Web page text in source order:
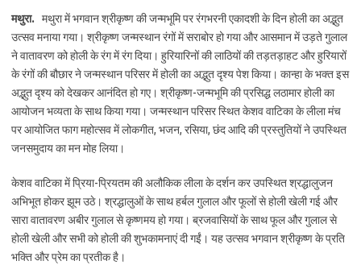
मथुरा.
मथुरा में भगवान श्रीकृष्ण की जन्मभूमि पर रंगभरनी एकादशी के दिन होली का अद्भुत
उत्सव मनाया गया। श्रीकृष्ण जन्मस्थान रंगों में सराबोर हो गया और आसमान में उड़ते गुलाल
ने वातावरण को होली के रंग में रंग दिया। हुरियारिनों की लाठियों की तड़तड़ाहट और हुरियारों
के रंगों की बौछार ने जन्मस्थान परिसर में होली का अद्भुत दृश्य पेश किया। कान्हा के भक्त इस
अद्भुत दृश्य को देखकर आनंदित हो गए। श्रीकृष्ण-जन्मभूमि की प्रसिद्ध लठामार होली का
आयोजन भव्यता के साथ किया गया। जन्मस्थान परिसर स्थित केशव वाटिका के लीला मंच
पर आयोजित फाग महोत्सव में लोकगीत, भजन, रसिया, छंद आदि की प्रस्तुतियों ने उपस्थित
जनसमुदाय का मन मोह लिया।
केशव वाटिका में प्रिया-प्रियतम की अलौकिक लीला के दर्शन कर उपस्थित श्रद्धालुजन
अभिभूत होकर झूम उठे। श्रद्धालुओं के साथ हर्बल गुलाल और फूलों से होली खेली गई और
सारा वातावरण अबीर गुलाल से कृष्णमय हो गया। ब्रजवासियों के साथ फूल और गुलाल से
होली खेली और सभी को होली की शुभकामनाएं दी गईं। यह उत्सव भगवान श्रीकृष्ण के प्रति
भक्ति और प्रेम का प्रतीक है।